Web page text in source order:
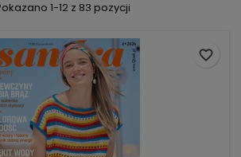
1-12 z 83 pozycji
favorite_border